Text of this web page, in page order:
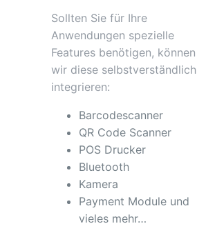
Sollten Sie für Ihre
Anwendungen spezielle
Features benötigen, können
wir diese selbstverständlich
integrieren:
Barcodescanner
QR Code Scanner
POS Drucker
Bluetooth
Kamera
Payment Module und
vieles mehr…